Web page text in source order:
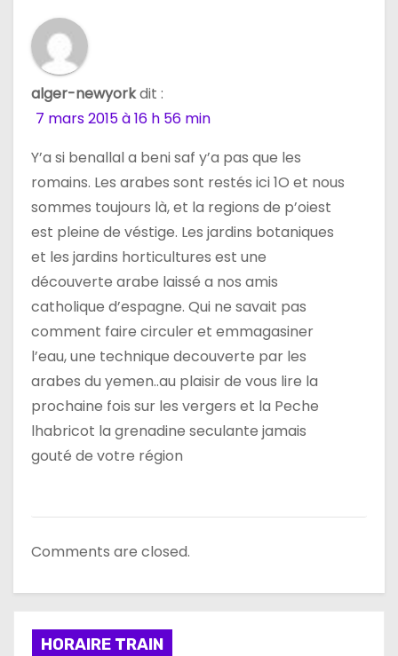
alger-newyorkdit :
7 mars 2015 à 16 h 56 min
Y’a si benallal a beni saf y’a pas que les
romains. Les arabes sont restés ici 1O et nous
sommes toujours là, et la regions de p’oiest
est pleine de véstige. Les jardins botaniques
et les jardins horticultures est une
découverte arabe laissé a nos amis
catholique d’espagne. Qui ne savait pas
comment faire circuler et emmagasiner
l’eau, une technique decouverte par les
arabes du yemen..au plaisir de vous lire la
prochaine fois sur les vergers et la Peche
lhabricot la grenadine seculante jamais
gouté de votre région
Comments are closed.
HORAIRE TRAIN